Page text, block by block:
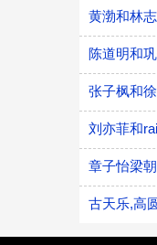
黄渤和林
陈道明和
张子枫和
刘亦菲和
章子怡梁
古天乐,高